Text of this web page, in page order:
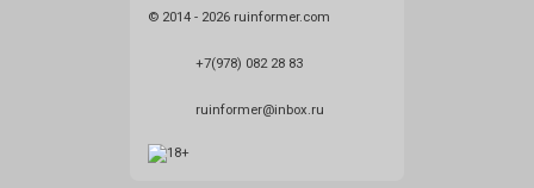
© 2014 - 2026 ruinformer.com
+7(978) 082 28 83
ruinformer@inbox.ru